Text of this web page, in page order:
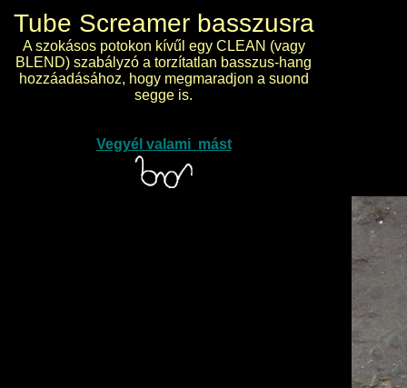
Tube Screamer basszusra
A szokásos potokon kívűl egy CLEAN (vagy
BLEND) szabályzó a torzítatlan basszus-hang
hozzáadásához, hogy megmaradjon a suond
segge is.
Vegyél valami mást